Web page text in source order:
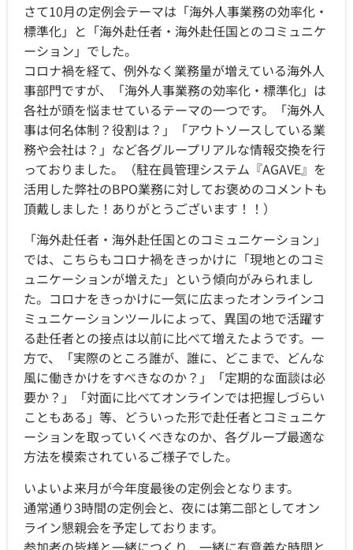
さて10月の定例会テーマは「海外人事業務の効率化・
標準化」と「海外赴任者・海外赴任国とのコミュニケ
ーション」でした。
コロナ禍を経て、例外なく業務量が増えている海外人
事部門ですが、「海外人事業務の効率化・標準化」は
各社が頭を悩ませているテーマの一つです。「海外人
事は何名体制？役割は？」「アウトソースしている業
務や会社は？」など各グループリアルな情報交換を行
っておりました。（駐在員管理システム『AGAVE』を
活用した弊社のBPO業務に対してお褒めのコメントも
頂戴しました！ありがとうございます！！）
「海外赴任者・海外赴任国とのコミュニケーション」
では、こちらもコロナ禍をきっかけに「現地とのコミ
ュニケーションが増えた」という傾向がみられまし
た。コロナをきっかけに一気に広まったオンラインコ
ミュニケーションツールによって、異国の地で活躍す
る赴任者との接点は以前に比べて増えたようです。一
方で、「実際のところ誰が、誰に、どこまで、どんな
風に働きかけをすべきなのか？」「定期的な面談は必
要か？」「対面に比べてオンラインでは把握しづらい
こともある」等、どういった形で赴任者とコミュニケ
ーションを取っていくべきなのか、各グループ最適な
方法を模索されているご様子でした。
いよいよ来月が今年度最後の定例会となります。
通常通り3時間の定例会と、夜には第二部としてオン
ライン懇親会を予定しております。